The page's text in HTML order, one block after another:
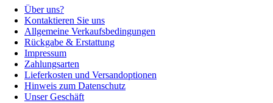
Über uns?
Kontaktieren Sie uns
Allgemeine Verkaufsbedingungen
Rückgabe & Erstattung
Impressum
Zahlungsarten
Lieferkosten und Versandoptionen
Hinweis zum Datenschutz
Unser Geschäft